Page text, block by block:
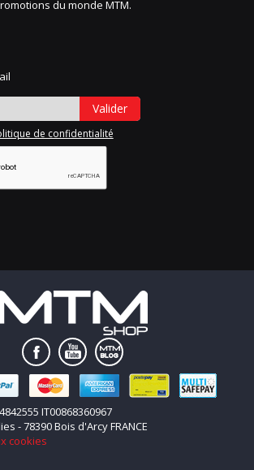
du monde MTM.
Valider
de confidentialité
IT00868360967
- 78390 Bois d'Arcy FRANCE
cookies